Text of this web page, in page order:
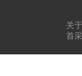
关
首